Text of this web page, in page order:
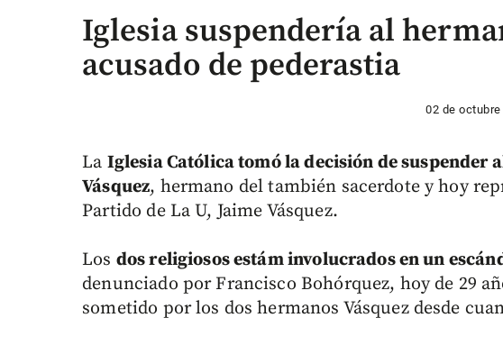
Iglesia suspendería al
acusado de pederastia
02 de octubre
La Iglesia Católica tomó la decisión de suspender
Vásquez, hermano del también sacerdote y hoy
Partido de La U, Jaime Vásquez.
Los dos religiosos estám involucrados en un
denunciado por Francisco Bohórquez, hoy de 29
sometido por los dos hermanos Vásquez desde